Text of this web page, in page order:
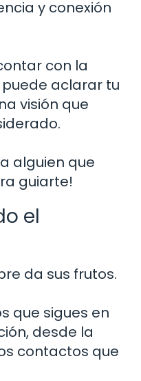
y conexión
con la
aclarar tu
visión que
alguien que
guiarte!
el
da sus frutos.
que sigues en
desde la
contactos que